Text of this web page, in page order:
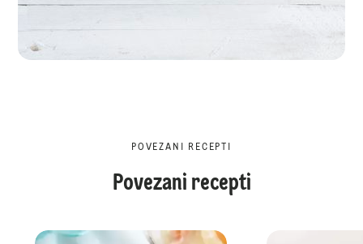
POVEZANI RECEPTI
Povezani recepti